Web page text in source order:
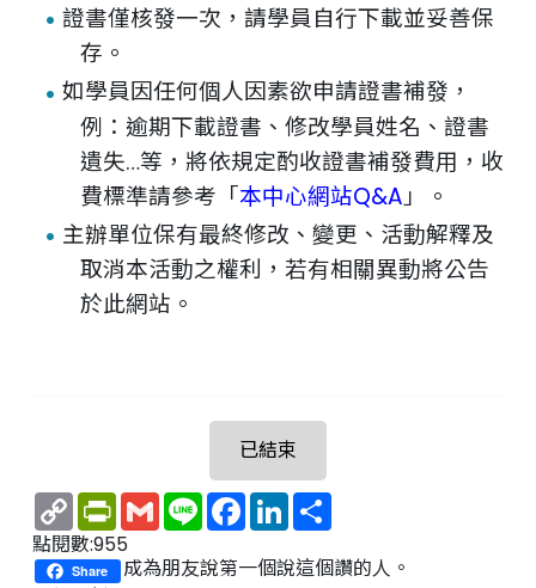
證書僅核發一次，請學員自行下載並妥善保
存。
如學員因任何個人因素欲申請證書補發，
例：逾期下載證書、修改學員姓名、證書
遺失…等，將依規定酌收證書補發費用，收
費標準請參考「本中心網站Q&A」。
主辦單位保有最終修改、變更、活動解釋及
取消本活動之權利，若有相關異動將公告
於此網站。
已結束
Copy
Link
PrintFriendly
GmailLine Facebook
LinkedIn
點閱數:955
Share
成為朋友說第一個說這個讚的人。